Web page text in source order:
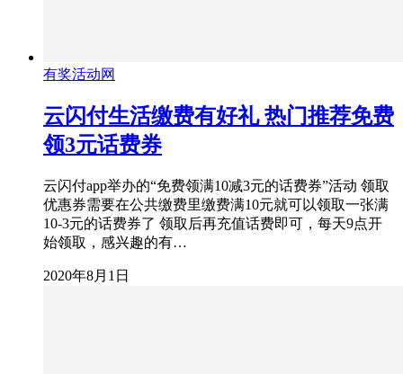
有奖活动网
云闪付生活缴费有好礼 热门推荐免费
领3元话费券
云闪付app举办的“免费领满10减3元的话费券”活动 领取
优惠券需要在公共缴费里缴费满10元就可以领取一张满
10-3元的话费券了 领取后再充值话费即可，每天9点开
始领取，感兴趣的有…
2020年8月1日